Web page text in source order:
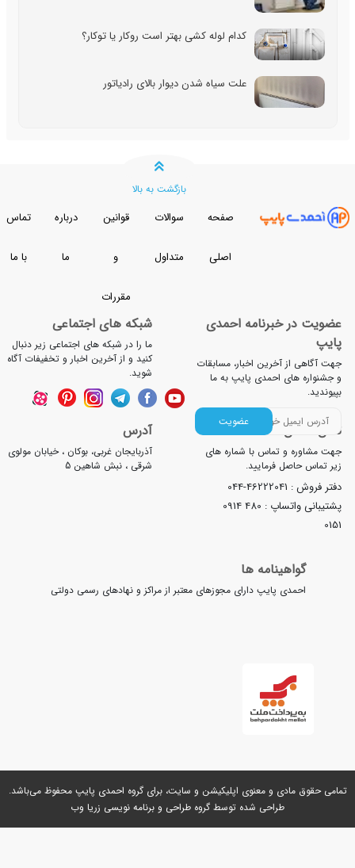
کدام لوله کشی بهتر است روکار یا توکار؟
علت سیاه شدن دیوار بالای رادیاتور
صفحه
اصلی
سوالات
متداول
قوانین
مقررات
درباره تماس
در خبرنامه احمدی
آگاهی از آخرین اخبار، مسابقات
های احمدی پایپ به ما
عضویت
شبکه های اجتماعی
ما را در شبکه های اجتماعی زیر دنبال
کنید و از آخرین اخبار و تخفیفات آگاه
شوید.
تماس
مشاوره و تماس با شماره های
تماس حاصل فرمایید.
فروش : 044-46222041
واتساپ :0914 480
آدرس
آذربایجان غربی، بوکان ، خیابان مولوی
شرقی ، نبش شاهین 5
گواهینامه ها
احمدی پایپ دارای مجوزهای معتبر از مراکز و نهادهای رسمی دولتی
بازگشت به بالا
حقوق مادی و معنوی اپلیکیشن و سایت، برای گروهاحمدی پایپمحفوظ می‌باشد.
طراحی شده توسط گروه طراحی و برنامه نویسی زریا وب